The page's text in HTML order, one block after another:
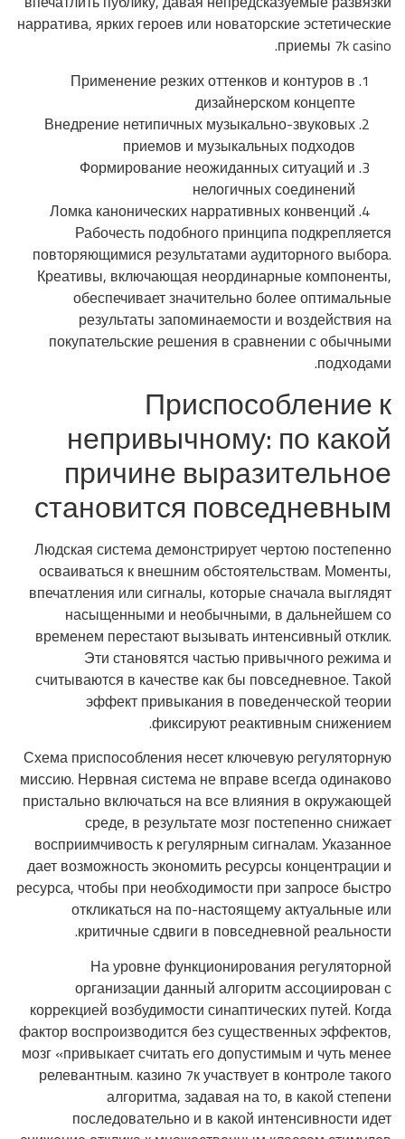
нарратива, ярких героев или новаторские эстетические
приемы 7k casino.
Применение резких оттенков и контуров в
дизайнерском концепте
Внедрение нетипичных музыкально-звуковых
приемов и музыкальных подходов
Формирование неожиданных ситуаций и
нелогичных соединений
Ломка канонических нарративных конвенций
Рабочесть подобного принципа подкрепляется
повторяющимися результатами аудиторного выбора.
Креативы, включающая неординарные компоненты,
обеспечивает значительно более оптимальные
результаты запоминаемости и воздействия на
покупательские решения в сравнении с обычными
подходами.
Приспособление к
непривычному: по какой
причине выразительное
становится повседневным
Людская система демонстрирует чертою постепенно
осваиваться к внешним обстоятельствам. Моменты,
впечатления или сигналы, которые сначала выглядят
насыщенными и необычными, в дальнейшем со
временем перестают вызывать интенсивный отклик.
Эти становятся частью привычного режима и
считываются в качестве как бы повседневное. Такой
эффект привыкания в поведенческой теории
фиксируют реактивным снижением.
Схема приспособления несет ключевую регуляторную
миссию. Нервная система не вправе всегда одинаково
пристально включаться на все влияния в окружающей
среде, в результате мозг постепенно снижает
восприимчивость к регулярным сигналам. Указанное
дает возможность экономить ресурсы концентрации и
ресурса, чтобы при необходимости при запросе быстро
откликаться на по-настоящему актуальные или
критичные сдвиги в повседневной реальности.
На уровне функционирования регуляторной
организации данный алгоритм ассоциирован с
коррекцией возбудимости синаптических путей. Когда
фактор воспроизводится без существенных эффектов,
мозг «привыкает считать его допустимым и чуть менее
релевантным. казино 7к участвует в контроле такого
алгоритма, задавая на то, в какой степени
последовательно и в какой интенсивности идет